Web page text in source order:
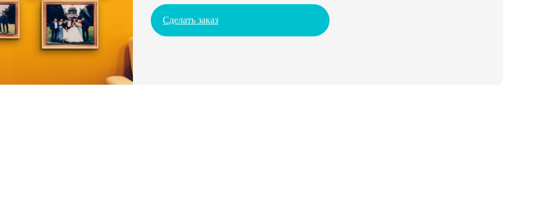
Сделать заказ